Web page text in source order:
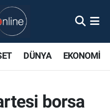
DÜNYA EKONOMİ
borsa